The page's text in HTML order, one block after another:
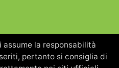
assume la responsabilità
pertanto si consiglia di